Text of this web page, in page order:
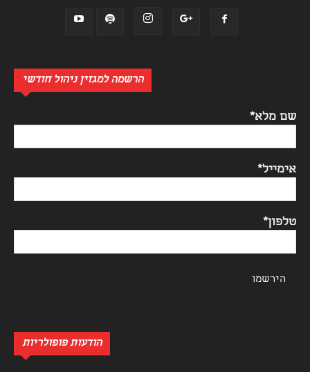
הרשמה למגזין ניהול חודשי
שם מלא*
אימייל*
טלפון*
הודעות פופולריות